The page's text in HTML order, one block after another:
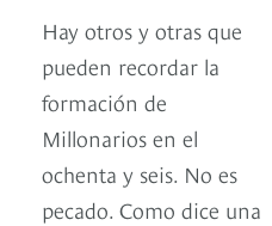
Hay otros y otras que
pueden recordar la
formación de
Millonarios en el
ochenta y seis. No es
pecado. Como dice una